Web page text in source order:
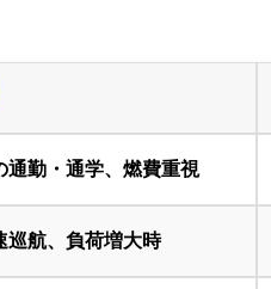
通勤・通学、燃費重視
巡航、負荷増大時